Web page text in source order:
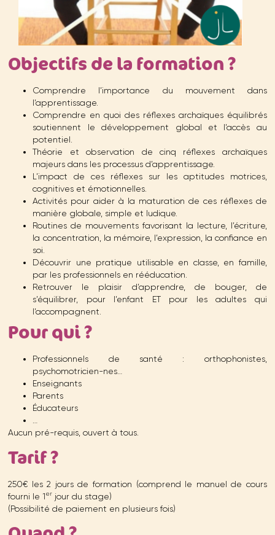
Objectifs de la formation ?
Comprendre l’importance du mouvement dans
l’apprentissage.
Comprendre en quoi des réflexes archaïques équilibrés
soutiennent le développement global et l’accès au
potentiel.
Théorie et observation de cinq réflexes archaïques
majeurs dans les processus d’apprentissage.
L’impact de ces réflexes sur les aptitudes motrices,
cognitives et émotionnelles.
Activités pour aider à la maturation de ces réflexes de
manière globale, simple et ludique.
Routines de mouvements favorisant la lecture, l’écriture,
la concentration, la mémoire, l’expression, la confiance en
soi.
Découvrir une pratique utilisable en classe, en famille,
par les professionnels en rééducation.
Retrouver le plaisir d’apprendre, de bouger, de
s’équilibrer, pour l’enfant ET pour les adultes qui
l’accompagnent.
Pour qui?
Professionnels de santé : orthophonistes,
psychomotricien-nes…
Enseignants
Parents
Éducateurs
Aucun pré-requis, ouvert à tous.
Tarif ?
250€ les 2 jours de formation (comprend le manuel de cours
fourni le 1er jour du stage)
(Possibilité de paiement en plusieurs fois)